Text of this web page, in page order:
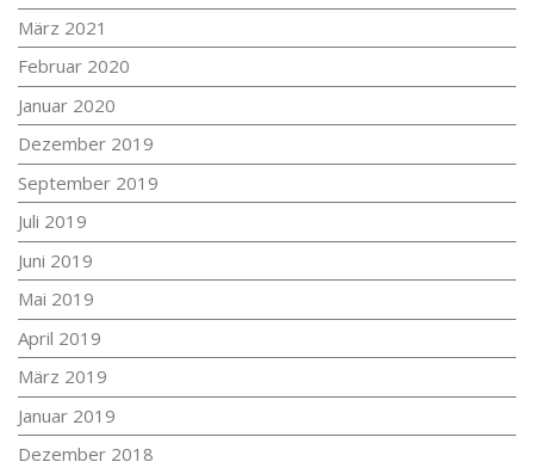
März 2021
Februar 2020
Januar 2020
Dezember 2019
September 2019
Juli 2019
Juni 2019
Mai 2019
April 2019
März 2019
Januar 2019
Dezember 2018